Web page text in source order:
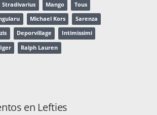
Stradivarius Mango Tous
Michael Kors Sarenza
Deporvillage Intimissimi
Ralph Lauren
en Lefties